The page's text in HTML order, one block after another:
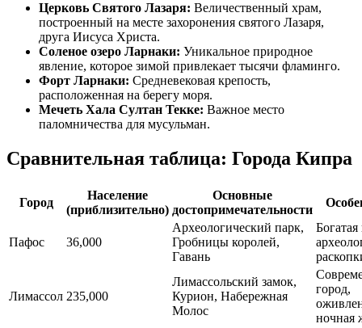
Церковь Святого Лазаря: Величественный храм,
построенный на месте захоронения святого Лазаря,
друга Иисуса Христа.
Соленое озеро Ларнаки: Уникальное природное
явление, которое зимой привлекает тысячи фламинго.
Форт Ларнаки: Средневековая крепость,
расположенная на берегу моря.
Мечеть Хала Султан Текке: Важное место
паломничества для мусульман.
Сравнительная таблица: Города Кипра
Город
Население
(приблизительно)
Основные
достопримечательности
Пафос 36,000
Археологический парк,
Гробницы королей,
Гавань
Лимассол 235,000
Лимассольский замок,
Курион, Набережная
Молос
город,
ночная